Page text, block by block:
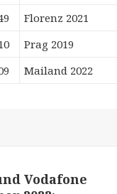
Florenz 2021
Prag 2019
Mailand 2022
Vodafone